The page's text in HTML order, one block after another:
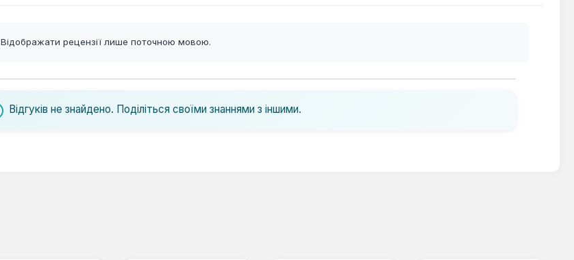
Відображати рецензії лише поточною мовою.
Відгуків не знайдено. Поділіться своїми знаннями з іншими.